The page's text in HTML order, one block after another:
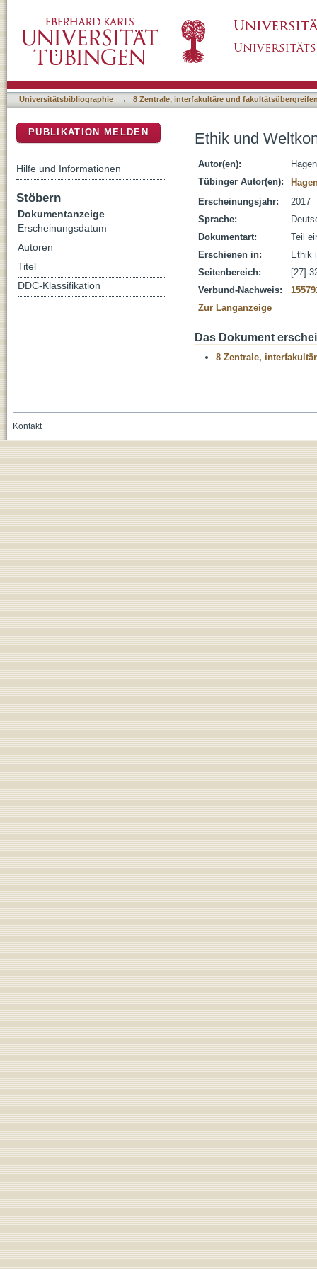
Universitätsbibliographie → 8 Zentrale, interfakultäre und
Ethik und
Autor(en):
Tübinger Autor(en):
Erscheinungsjahr:
2017
Sprache:
Dokumentart:
Teil
Erschienen in:
Ethik
Seitenbereich:
[27]-
Verbund-Nachweis:
Zur Langanzeige
Das Dokument
8 Zentrale,
PUBLIKATION MELDEN
Hilfe und Informationen
Stöbern
Dokumentanzeige
Erscheinungsdatum
Autoren
Titel
DDC-Klassifikation
Kontakt